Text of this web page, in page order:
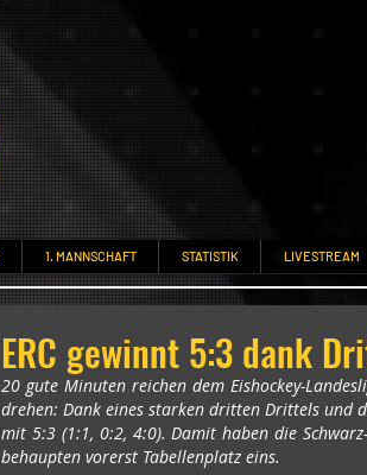
1. MANNSCHAFT STATISTIK LIVESTREAM
ERC gewinnt 5:3 dank
20 gute Minuten reichen dem Eishockey-
drehen: Dank eines starken dritten Drittels und
mit 5:3 (1:1, 0:2, 4:0). Damit haben die
behaupten vorerst Tabellenplatz eins.